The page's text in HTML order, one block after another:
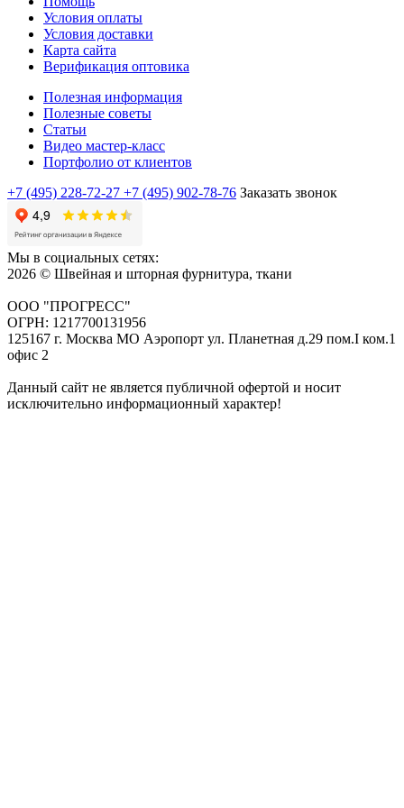
Условия оплаты
Условия доставки
Карта сайта
Верификация оптовика
Полезная информация
Полезные советы
Статьи
Видео мастер-класс
Портфолио от клиентов
+7 (495) 228-72-27 +7 (495) 902-78-76 Заказать звонок
Мы в социальных сетях:
2026 © Швейная и шторная фурнитура, ткани
ООО "ПРОГРЕСС"
ОГРН: 1217700131956
125167 г. Москва МО Аэропорт ул. Планетная д.29 пом.I ком.1
офис 2
Данный сайт не является публичной офертой и носит
исключительно информационный характер!